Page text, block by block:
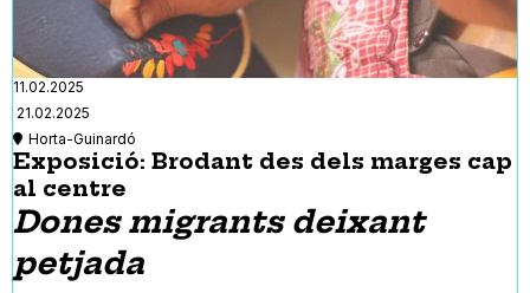
11.02.2025
21.02.2025
Horta-Guinardó
Exposició: Brodant des dels marges cap
al centre
Dones migrants deixant
petjada